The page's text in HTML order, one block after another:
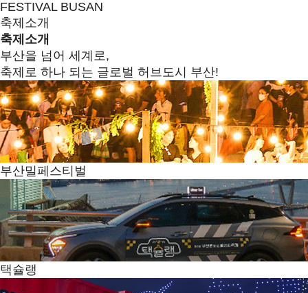
FESTIVAL BUSAN
축제소개
축제소개
부산을 넘어 세계로,
축제로 하나 되는 글로벌 허브도시 부산!
부산밀페스티벌
택슐랭